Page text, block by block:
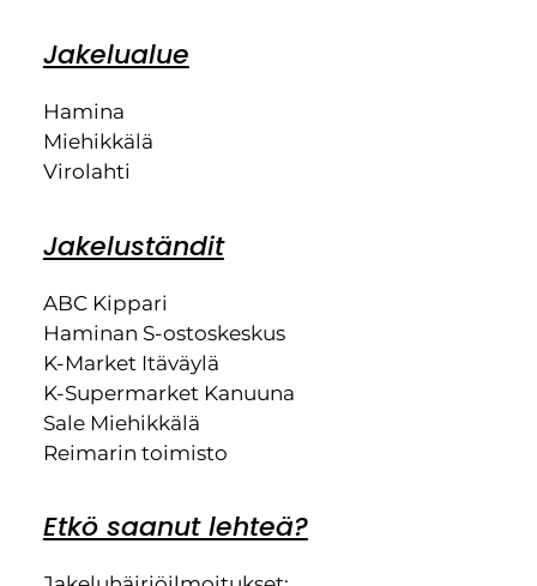
Jakelualue
Hamina
Miehikkälä
Virolahti
Jakeluständit
ABC Kippari
Haminan S-ostoskeskus
K-Market Itäväylä
K-Supermarket Kanuuna
Sale Miehikkälä
Reimarin toimisto
Etkö saanut lehteä?